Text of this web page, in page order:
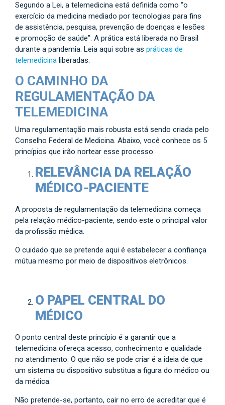
Segundo a Lei, a telemedicina está definida como “o
exercício da medicina mediado por tecnologias para fins
de assistência, pesquisa, prevenção de doenças e lesões
e promoção de saúde”. A prática está liberada no Brasil
durante a pandemia. Leia aqui sobre as práticas de
telemedicina liberadas.
O CAMINHO DA
REGULAMENTAÇÃO DA
TELEMEDICINA
Uma regulamentação mais robusta está sendo criada pelo
Conselho Federal de Medicina. Abaixo, você conhece os 5
princípios que irão nortear esse processo.
RELEVÂNCIA DA RELAÇÃO
MÉDICO-PACIENTE
A proposta de regulamentação da telemedicina começa
pela relação médico-paciente, sendo este o principal valor
da profissão médica.
O cuidado que se pretende aqui é estabelecer a confiança
mútua mesmo por meio de dispositivos eletrônicos.
O PAPEL CENTRAL DO
MÉDICO
O ponto central deste princípio é a garantir que a
telemedicina ofereça acesso, conhecimento e qualidade
no atendimento. O que não se pode criar é a ideia de que
um sistema ou dispositivo substitua a figura do médico ou
da médica.
Não pretende-se, portanto, cair no erro de acreditar que é